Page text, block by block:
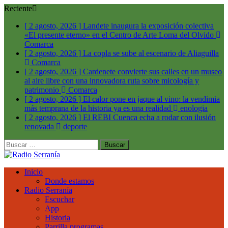
Reciente
[ 2 agosto, 2026 ] Landete inaugura la exposición colectiva
«El presente eterno» en el Centro de Arte Loma del Olvido
Comarca
[ 2 agosto, 2026 ] La copla se sube al escenario de Aliaguilla
Comarca
[ 2 agosto, 2026 ] Cardenete convierte sus calles en un museo
al aire libre con una innovadora ruta sobre micología y
patrimonio
Comarca
[ 2 agosto, 2026 ] El calor pone en jaque al vino: la vendimia
más temprana de la historia ya es una realidad
enologia
[ 2 agosto, 2026 ] El REBI Cuenca echa a rodar con ilusión
renovada
deporte
Buscar:
Inicio
Donde estamos
Radio Serranía
Escuchar
App
Historia